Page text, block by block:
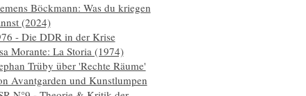
Böckmann: Was du kriegen
(2024)
- Die DDR in der Krise
Morante: La Storia (1974)
Trüby über 'Rechte Räume'
Avantgarden und Kunstlumpen